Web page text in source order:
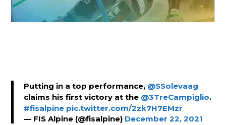
Putting in a top performance, @SSolevaag
claims his first victory at the @3TreCampiglio.
#fisalpine pic.twitter.com/2zk7H7EMzr
— FIS Alpine (@fisalpine) December 22, 2021